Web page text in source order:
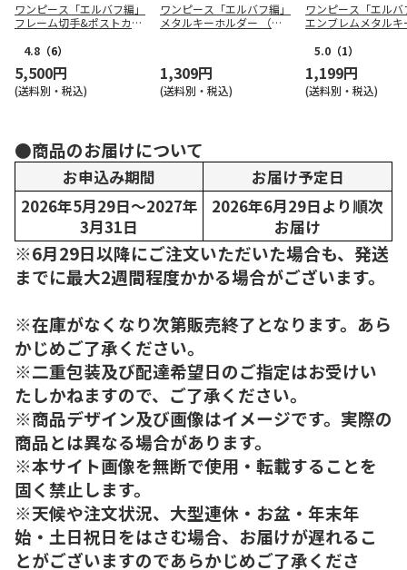
ワンピース「エルバフ編」
フレーム切手&ポストカー
4.8 （6）
5,500円
(送料別・税込)
ワンピース「エルバフ編」
メタルキーホルダー （全1
1,309円
(送料別・税込)
ワンピース「エルバ
エンブレムメタルキ
ング）
5.0 （1）
1,199円
(送料別・税込)
●商品のお届けについて
お申込み期間
お届け予定日
2026年5月29日～2027年
3月31日
2026年6月29日より順次
お届け
※6月29日以降にご注文いただいた場合も、発送
までに最大2週間程度かかる場合がございます。
※在庫がなくなり次第販売終了となります。あら
かじめご了承ください。
※二重包装及び配達希望日のご指定はお受けい
たしかねますので、ご了承ください。
※商品デザイン及び画像はイメージです。実際の
商品とは異なる場合があります。
※本サイト画像を無断で使用・転載することを
固く禁止します。
※天候や注文状況、大型連休・お盆・年末年
始・土日祝日をはさむ場合、お届けが遅れるこ
とがございますのであらかじめご了承くださ